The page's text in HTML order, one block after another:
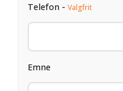
Telefon - Valgfrit
Emne